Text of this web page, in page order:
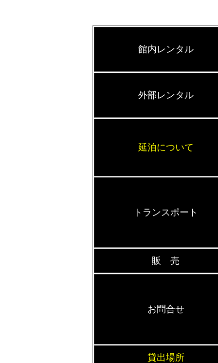
館内レンタル
外部レンタル
延泊について
トランスポート
販 売
お問合せ
貸出場所